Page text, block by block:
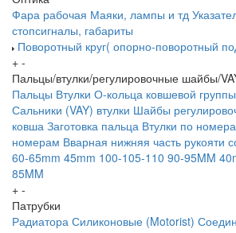
Фара рабочая Маяки, лампы и тд
стопсигналы, габариты
Поворотный круг( опорно-поворотный
+ -
Пальцы/втулки/регулировочные шайбы/
Пальцы Втулки О-кольца ковшевой
Сальники (VAY) втулки Шайбы
ковша Заготовка пальца Втулки по
номерам Вварная нижняя часть рукояти
60-65mm 45mm 100-105-110 90-95MM
85MM
+ -
Патрубки
Радиатора Силиконовые (Motorist)